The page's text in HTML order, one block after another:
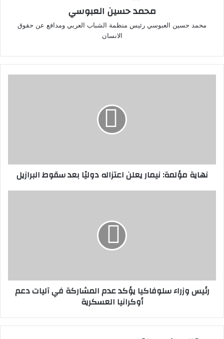
محمد حسين العبوسي
محمد حسين العبوسي رئيس منظمة الشباب العربي ومدافع عن حقوق
الانسان
البرازيل
نهاية مؤلمة: نيمار يعلن اعتزاله دوليًا بعد سقوط البرازيل
دعم
أوكرانيا
رئيس وزراء سلوفاكيا يؤكد عدم المشاركة في آليات دعم
أوكرانيا العسكرية